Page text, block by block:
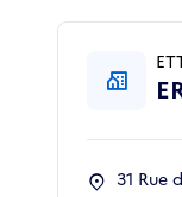
31 Rue